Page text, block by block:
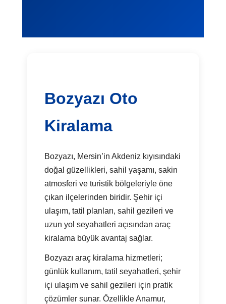
Bozyazı Oto
Kiralama
Bozyazı, Mersin’in Akdeniz kıyısındaki
doğal güzellikleri, sahil yaşamı, sakin
atmosferi ve turistik bölgeleriyle öne
çıkan ilçelerinden biridir. Şehir içi
ulaşım, tatil planları, sahil gezileri ve
uzun yol seyahatleri açısından araç
kiralama büyük avantaj sağlar.
Bozyazı araç kiralama hizmetleri;
günlük kullanım, tatil seyahatleri, şehir
içi ulaşım ve sahil gezileri için pratik
çözümler sunar. Özellikle Anamur,